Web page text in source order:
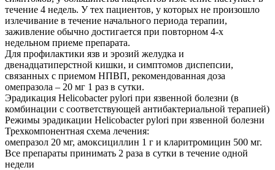
течение 4 недель. У тех пациентов, у которых не произошло
излечивание в течение начального периода терапии,
заживление обычно достигается при повторном 4-х
недельном приеме препарата.
Для профилактики язв и эрозий желудка и
двенадцатиперстной кишки, и симптомов диспепсии,
связанных с приемом НПВП, рекомендованная доза
омепразола – 20 мг 1 раз в сутки.
Эрадикация Helicobacter pylori при язвенной болезни (в
комбинации с соответствующей антибактериальной терапией)
Режимы эрадикации Helicobacter pylori при язвенной болезни
Трехкомпонентная схема лечения:
омепразол 20 мг, амоксициллин 1 г и кларитромицин 500 мг.
Все препараты принимать 2 раза в сутки в течение одной
недели